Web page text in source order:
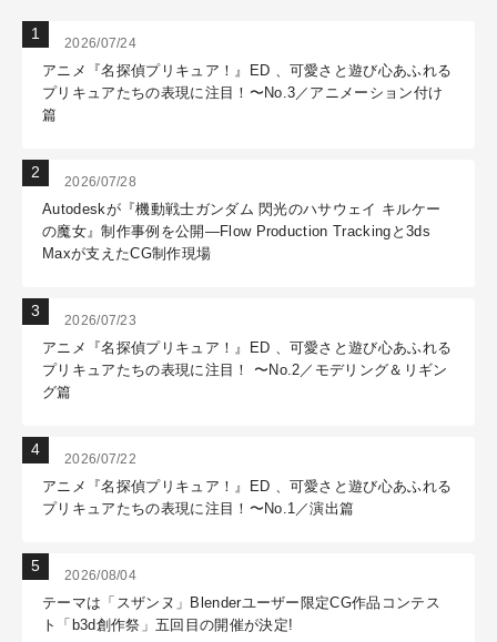
2026/07/24
アニメ『名探偵プリキュア！』ED 、可愛さと遊び心あふれる
プリキュアたちの表現に注目！〜No.3／アニメーション付け
篇
2026/07/28
Autodeskが『機動戦士ガンダム 閃光のハサウェイ キルケー
の魔女』制作事例を公開―Flow Production Trackingと3ds
Maxが支えたCG制作現場
2026/07/23
アニメ『名探偵プリキュア！』ED 、可愛さと遊び心あふれる
プリキュアたちの表現に注目！ 〜No.2／モデリング＆リギン
グ篇
2026/07/22
アニメ『名探偵プリキュア！』ED 、可愛さと遊び心あふれる
プリキュアたちの表現に注目！〜No.1／演出篇
2026/08/04
テーマは「スザンヌ」Blenderユーザー限定CG作品コンテス
ト「b3d創作祭」五回目の開催が決定!